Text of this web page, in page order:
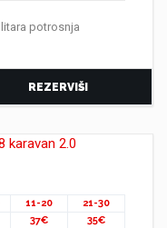
potrosnja
REZERVIŠI
11-20
21-30
37€ 35€